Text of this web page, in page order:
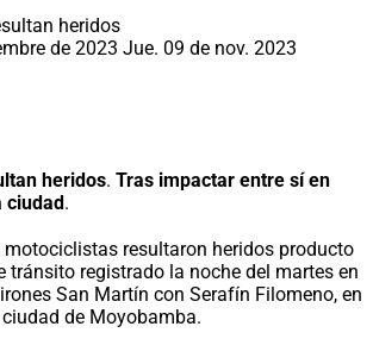
de 2023 Jue. 09 de nov. 2023
heridos. Tras impactar entre sí en
ciudad.
motociclistas resultaron heridos producto
tránsito registrado la noche del martes en
San Martín con Serafín Filomeno, en
de Moyobamba.